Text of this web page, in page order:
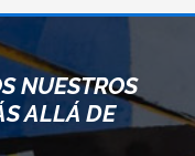
NUESTROS
ALLÁ DE